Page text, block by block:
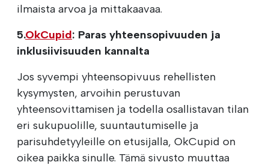
ilmaista arvoa ja mittakaavaa.
5.OkCupid: Paras yhteensopivuuden ja
inklusiivisuuden kannalta
Jos syvempi yhteensopivuus rehellisten
kysymysten, arvoihin perustuvan
yhteensovittamisen ja todella osallistavan tilan
eri sukupuolille, suuntautumiselle ja
parisuhdetyyleille on etusijalla, OkCupid on
oikea paikka sinulle. Tämä sivusto muuttaa